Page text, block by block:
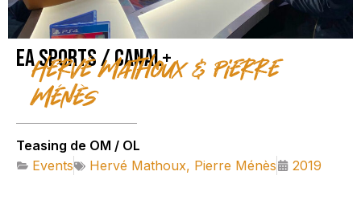
EA Sports / Canal+
Hervé Mathoux & Pierre
Ménès
Teasing de OM / OL
Events
Hervé Mathoux, Pierre Ménès 2019